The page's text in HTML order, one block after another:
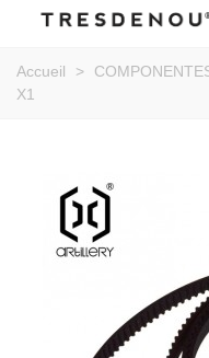
Accueil >
X1